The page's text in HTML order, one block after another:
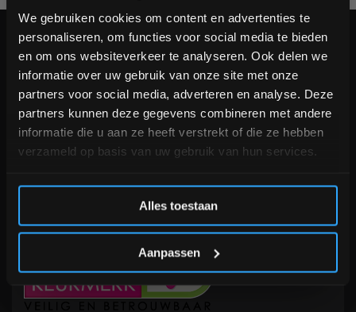
We gebruiken cookies om content en advertenties te
personaliseren, om functies voor social media te bieden
en om ons websiteverkeer te analyseren. Ook delen we
informatie over uw gebruik van onze site met onze
partners voor social media, adverteren en analyse. Deze
partners kunnen deze gegevens combineren met andere
informatie die u aan ze heeft verstrekt of die ze hebben
verzameld op basis van uw gebruik van hun services.
Alles toestaan
Aanpassen
KLANTENSERVICE
Veelgestelde vragen
+31 (0)24 645 1309
info@fitnesskoerier.nl
Schrijf je in voor onze nieuwsbrief om op de hoogte te
blijven over onze nieuwe producten, deals en meer
interessante info. Ontvang 5% korting op je eerstvolgende
aankoop! 😀
Inschrijven
*Verzendkosten vallen buiten de korting